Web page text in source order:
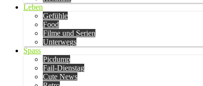
Leben
Gefühle
Food
Filme und Serien
Unterwegs
Spass
Picdump
Fail-Dienstag
Cute News